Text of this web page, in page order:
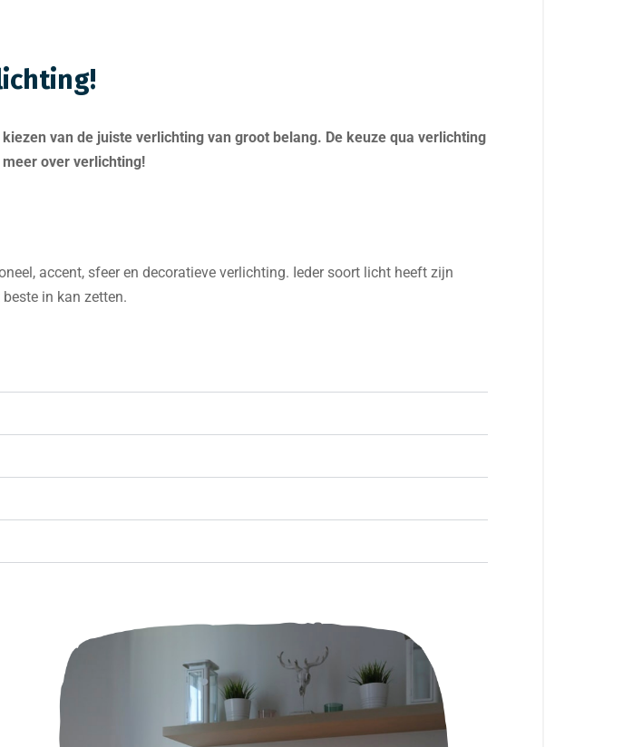
van de juiste verlichting van groot belang. De keuze qua verlichting
over verlichting!
accent, sfeer en decoratieve verlichting. Ieder soort licht heeft zijn
in kan zetten.